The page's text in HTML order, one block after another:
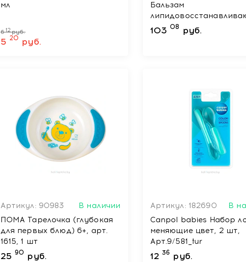
мл
612 руб.
5 20 руб.
Бальзам
500мл
103 08 руб.
Артикул: 90983
В наличии
ПОМА Тарелочка (глубокая
для первых блюд) 6+, арт.
1615, 1 шт
25 90 руб.
Артикул: 182690
В
Canpol babies Набор ложек,
меняющие цвет, 2 шт,
Арт.9/581_tur
12 36 руб.